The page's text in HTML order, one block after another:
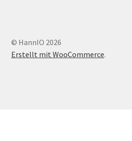
© HannIO 2026
Erstellt mit WooCommerce.